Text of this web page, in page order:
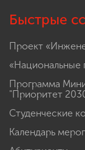
Быстрые
Проект
«Национальные
Программа
"Приоритет
Студенческие
Календарь